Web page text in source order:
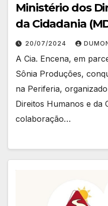
Ministério dos
da Cidadania
Secretaria de
da Presidência
(Secom)
20/07/2024
A Cia. Encena, em
Sônia Produções,
na Periferia,
Direitos Humanos e da
colaboração…